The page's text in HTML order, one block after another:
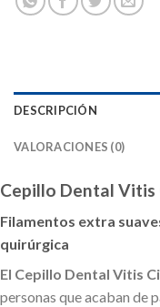
DESCRIPCIÓN
VALORACIONES (0)
Cepillo Dental Vitis
Filamentos extra
quirúrgica
El Cepillo Dental Vitis
personas que acaban de